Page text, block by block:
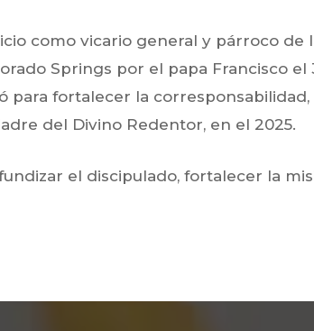
como vicario general y párroco de
Springs por el papa Francisco el
para fortalecer la
del Divino Redentor, en el 2025.
el discipulado, fortalecer la